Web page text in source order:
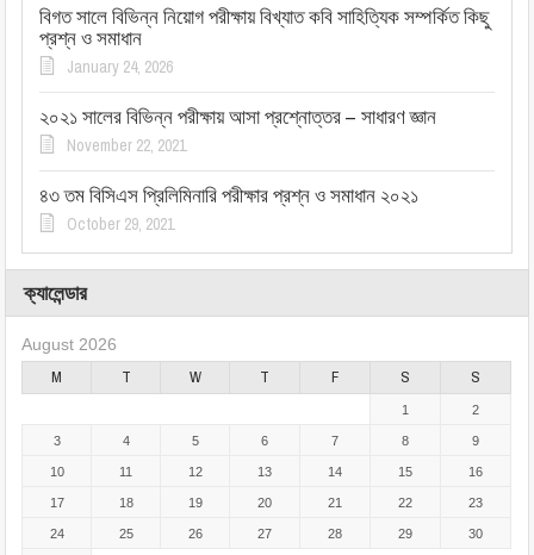
বিগত সালে বিভিন্ন নিয়োগ পরীক্ষায় বিখ্যাত কবি সাহিত্যিক সম্পর্কিত কিছু
প্রশ্ন ও সমাধান
January 24, 2026
২০২১ সালের বিভিন্ন পরীক্ষায় আসা প্রশ্নোত্তর – সাধারণ জ্ঞান
November 22, 2021
৪৩ তম বিসিএস প্রিলিমিনারি পরীক্ষার প্রশ্ন ও সমাধান ২০২১
October 29, 2021
ক্যালেন্ডার
August 2026
M T W T F S S
1 2
3 4 5 6 7 8 9
10 11 12 13 14 15 16
17 18 19 20 21 22 23
24 25 26 27 28 29 30